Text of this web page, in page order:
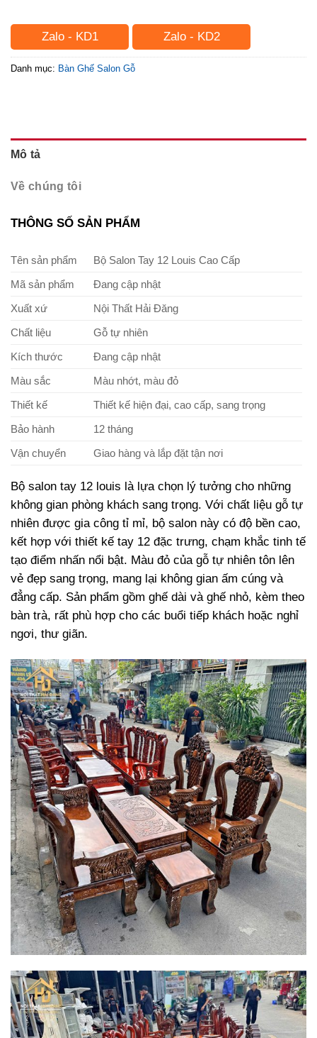
Zalo - KD1 Zalo - KD2
Danh mục: Bàn Ghế Salon Gỗ
Mô tả
Về chúng tôi
THÔNG SỐ SẢN PHẨM
Tên sản phẩm
Bộ Salon Tay 12 Louis Cao Cấp
Mã sản phẩm
Đang cập nhật
Xuất xứ
Nội Thất Hải Đăng
Chất liệu
Gỗ tự nhiên
Kích thước
Đang cập nhật
Màu sắc
Màu nhớt, màu đỏ
Thiết kế
Thiết kế hiện đại, cao cấp, sang trọng
Bảo hành
12 tháng
Vận chuyển
Giao hàng và lắp đặt tận nơi
Bộ salon tay 12 louis là lựa chọn lý tưởng cho những
không gian phòng khách sang trọng. Với chất liệu gỗ tự
nhiên được gia công tỉ mỉ, bộ salon này có độ bền cao,
kết hợp với thiết kế tay 12 đặc trưng, chạm khắc tinh tế
tạo điểm nhấn nổi bật. Màu đỏ của gỗ tự nhiên tôn lên
vẻ đẹp sang trọng, mang lại không gian ấm cúng và
đẳng cấp. Sản phẩm gồm ghế dài và ghế nhỏ, kèm theo
bàn trà, rất phù hợp cho các buổi tiếp khách hoặc nghỉ
ngơi, thư giãn.